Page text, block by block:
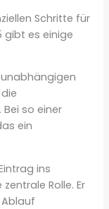
Schritte für
gibt es einige
Bei so einer
ein
ins
Rolle. Er